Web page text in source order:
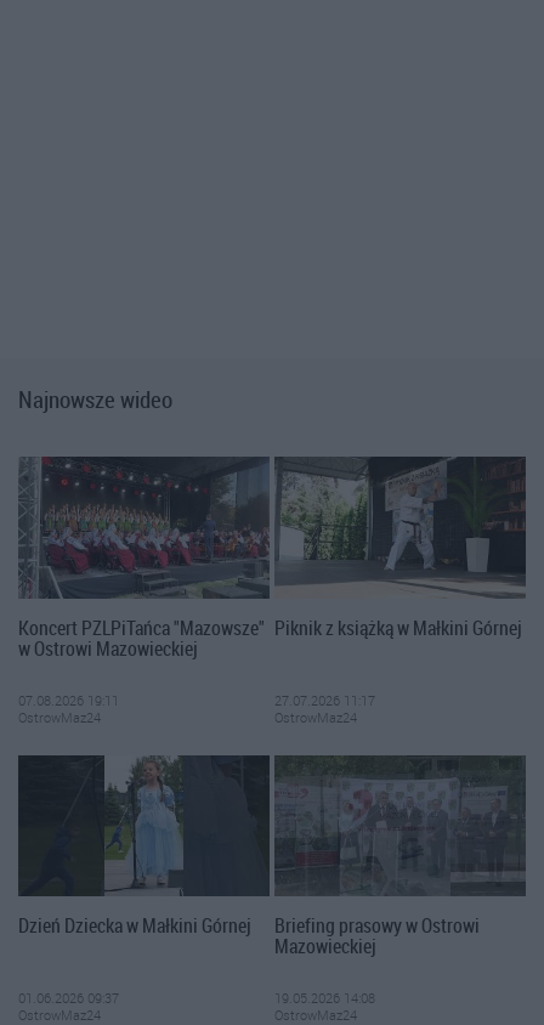
Najnowsze wideo
Koncert PZLPiTańca "Mazowsze"
w Ostrowi Mazowieckiej
07.08.2026 19:11
OstrowMaz24
Piknik z książką w Małkini Górnej
27.07.2026 11:17
OstrowMaz24
Dzień Dziecka w Małkini Górnej
01.06.2026 09:37
OstrowMaz24
Briefing prasowy w Ostrowi
Mazowieckiej
19.05.2026 14:08
OstrowMaz24